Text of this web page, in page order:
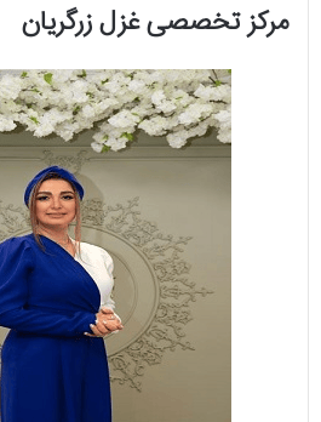
مرکز تخصصی غزل زرگریان